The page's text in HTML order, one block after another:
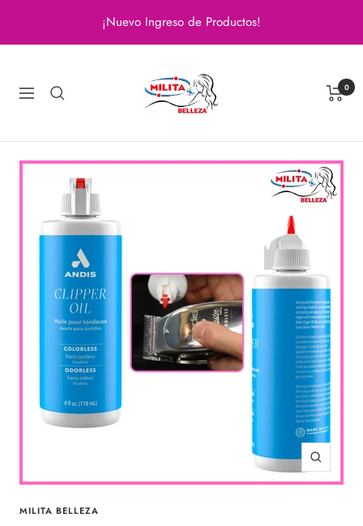
contenido
¡Nuevo Ingreso de Productos!
Navigación
Belleza
0
Zoom
MILITA BELLEZA